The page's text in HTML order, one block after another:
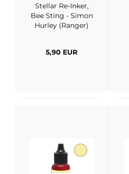
Stellar Re-Inker,
Bee Sting - Simon
Hurley (Ranger)
5,90 EUR